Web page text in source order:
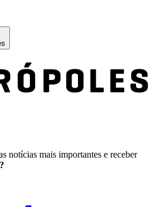
notícias mais importantes e receber